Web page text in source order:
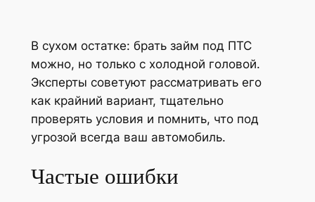
В сухом остатке: брать займ под ПТС
можно, но только с холодной головой.
Эксперты советуют рассматривать его
как крайний вариант, тщательно
проверять условия и помнить, что под
угрозой всегда ваш автомобиль.
Частые ошибки